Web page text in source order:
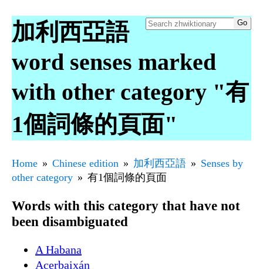
加利西亞語
word senses marked
with other category "有
1個詞條的頁面"
Home Chinese edition 加利西亞語
Senses by
other category
有1個詞條的頁面
Words with this category that have not
been disambiguated
A Habana
Acerbaixán